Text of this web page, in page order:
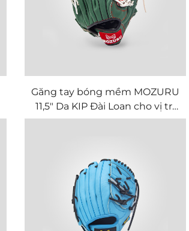
Găng tay bóng mềm MOZURU
11,5" Da KIP Đài Loan cho vị trí
Infield